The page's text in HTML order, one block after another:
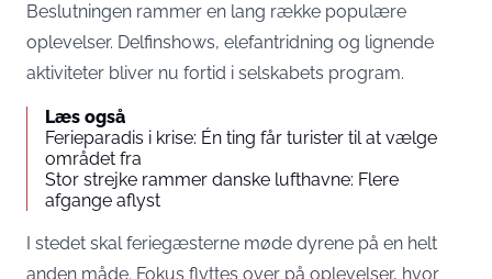
Beslutningen rammer en lang række populære
oplevelser. Delfinshows, elefantridning og lignende
aktiviteter bliver nu fortid i selskabets program.
Læs også
Ferieparadis i krise: Én ting får turister til at vælge
området fra
Stor strejke rammer danske lufthavne: Flere
afgange aflyst
I stedet skal feriegæsterne møde dyrene på en helt
anden måde. Fokus flyttes over på oplevelser, hvor